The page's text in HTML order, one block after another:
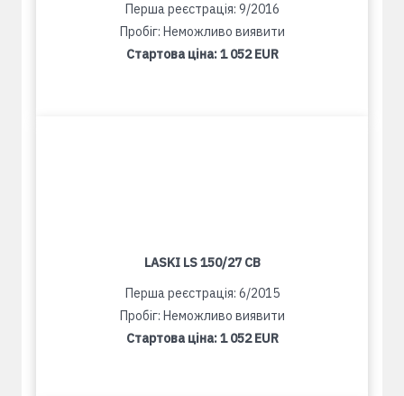
Перша реєстрація: 9/2016
Пробіг: Неможливо виявити
Стартова ціна:1 052 EUR
LASKI LS 150/27 CB
Перша реєстрація: 6/2015
Пробіг: Неможливо виявити
Стартова ціна:1 052 EUR